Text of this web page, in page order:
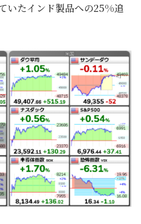
いたインド製品への25%追